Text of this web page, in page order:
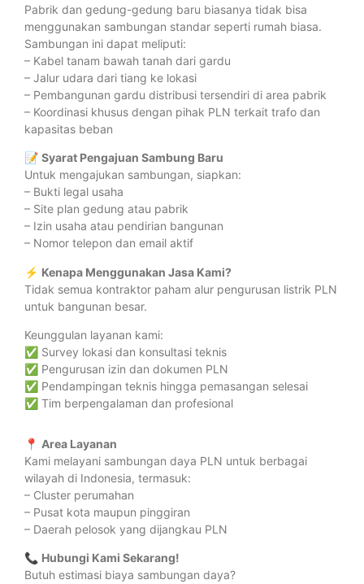
Pabrik dan gedung-gedung baru biasanya tidak bisa
menggunakan sambungan standar seperti rumah biasa.
Sambungan ini dapat meliputi:
– Kabel tanam bawah tanah dari gardu
– Jalur udara dari tiang ke lokasi
– Pembangunan gardu distribusi tersendiri di area pabrik
– Koordinasi khusus dengan pihak PLN terkait trafo dan
kapasitas beban
📝 Syarat Pengajuan Sambung Baru
Untuk mengajukan sambungan, siapkan:
– Bukti legal usaha
– Site plan gedung atau pabrik
– Izin usaha atau pendirian bangunan
– Nomor telepon dan email aktif
⚡ Kenapa Menggunakan Jasa Kami?
Tidak semua kontraktor paham alur pengurusan listrik PLN
untuk bangunan besar.
Keunggulan layanan kami:
✅ Survey lokasi dan konsultasi teknis
✅ Pengurusan izin dan dokumen PLN
✅ Pendampingan teknis hingga pemasangan selesai
✅ Tim berpengalaman dan profesional
📍 Area Layanan
Kami melayani sambungan daya PLN untuk berbagai
wilayah di Indonesia, termasuk:
– Cluster perumahan
– Pusat kota maupun pinggiran
– Daerah pelosok yang dijangkau PLN
📞 Hubungi Kami Sekarang!
Butuh estimasi biaya sambungan daya?